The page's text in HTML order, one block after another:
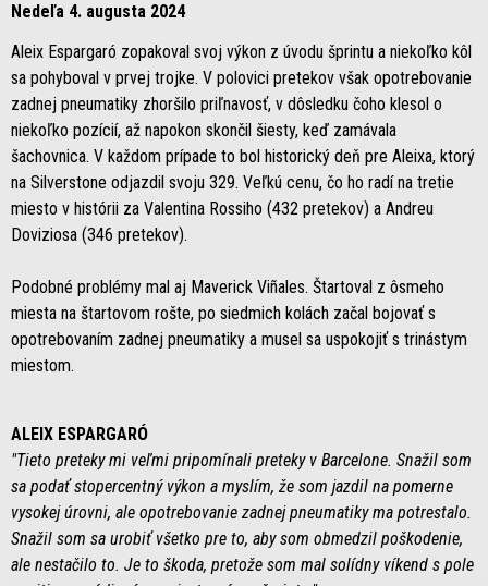
Nedeľa 4. augusta 2024
Aleix Espargaró zopakoval svoj výkon z úvodu šprintu a niekoľko kôl
sa pohyboval v prvej trojke. V polovici pretekov však opotrebovanie
zadnej pneumatiky zhoršilo priľnavosť, v dôsledku čoho klesol o
niekoľko pozícií, až napokon skončil šiesty, keď zamávala
šachovnica. V každom prípade to bol historický deň pre Aleixa, ktorý
na Silverstone odjazdil svoju 329. Veľkú cenu, čo ho radí na tretie
miesto v histórii za Valentina Rossiho (432 pretekov) a Andreu
Doviziosa (346 pretekov).
Podobné problémy mal aj Maverick Viñales. Štartoval z ôsmeho
miesta na štartovom rošte, po siedmich kolách začal bojovať s
opotrebovaním zadnej pneumatiky a musel sa uspokojiť s trinástym
miestom.
ALEIX ESPARGARÓ
"Tieto preteky mi veľmi pripomínali preteky v Barcelone. Snažil som
sa podať stopercentný výkon a myslím, že som jazdil na pomerne
vysokej úrovni, ale opotrebovanie zadnej pneumatiky ma potrestalo.
Snažil som sa urobiť všetko pre to, aby som obmedzil poškodenie,
ale nestačilo to. Je to škoda, pretože som mal solídny víkend s pole